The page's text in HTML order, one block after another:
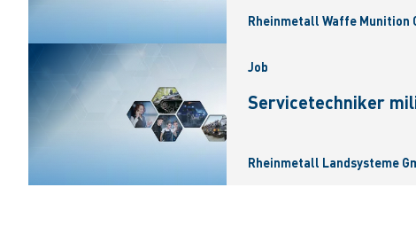
Rheinmetall Waffe Munition
Job
Servicetechniker
Rheinmetall Landsysteme